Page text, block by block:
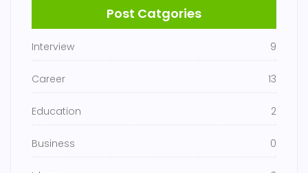
Post Catgories
Interview 9
Career 13
Education 2
Business 0